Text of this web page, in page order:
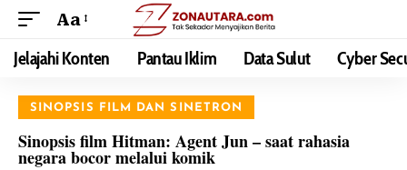
Aa
Jelajahi Konten Pantau Iklim Data Sulut Cyber
SINOPSIS FILM DAN SINETRON
Sinopsis film Hitman: Agent Jun – saat rahasia
negara bocor melalui komik